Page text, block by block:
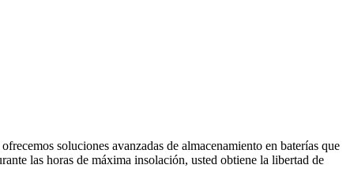
ofrecemos soluciones avanzadas de almacenamiento en baterías que
las horas de máxima insolación, usted obtiene la libertad de